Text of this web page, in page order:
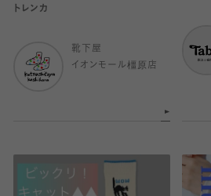
トレンカ
靴下屋
イオンモール橿原店